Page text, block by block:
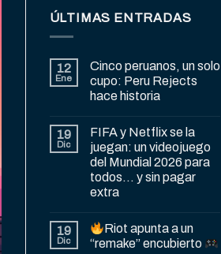
ÚLTIMAS ENTRADAS
12
Ene
Cinco peruanos, un solo
cupo: Peru Rejects
hace historia
19
Dic
FIFA y Netflix se la
juegan: un videojuego
del Mundial 2026 para
todos… y sin pagar
extra
19
Dic
Riot apunta a un
“remake” encubierto